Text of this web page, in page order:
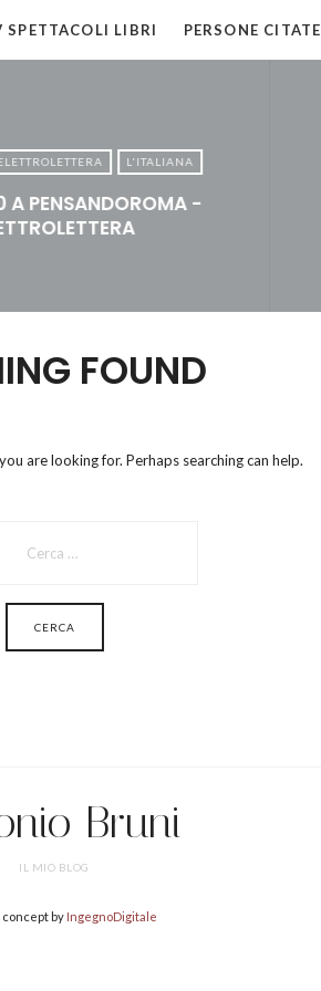
SPETTACOLI LIBRI PERSONE CITATE
L'ITALIANA
A PENSANDOROMA -
FOUND
are looking for. Perhaps searching can help.
Bruni
IL MIO BLOG
concept by IngegnoDigitale